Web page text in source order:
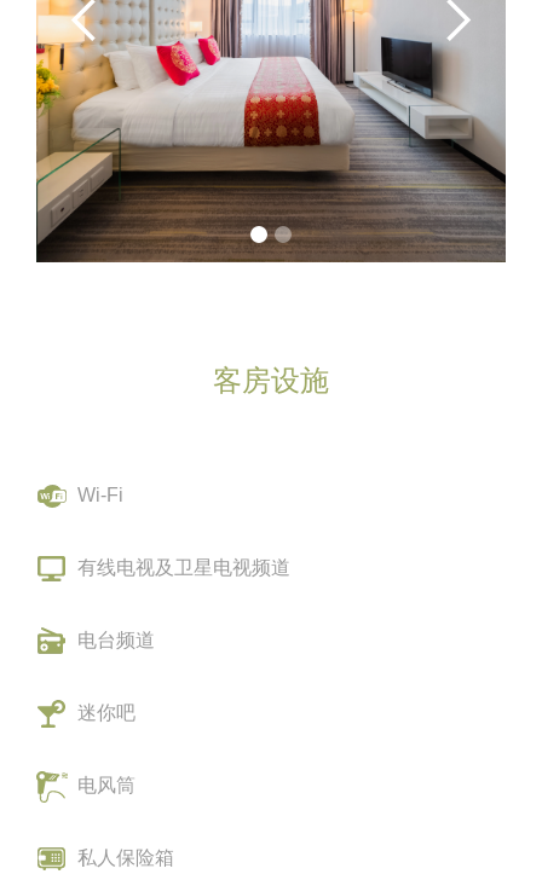
客房设施
Wi-Fi
有线电视及卫星电视频道
电台频道
迷你吧
电风筒
私人保险箱